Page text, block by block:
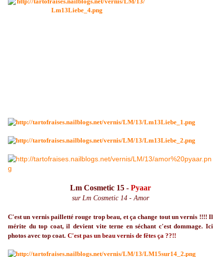
Lm Cosmetic 15 - Pyaar
sur Lm Cosmetic 14 - Amor
C'est un vernis pailletté rouge trop beau, et ça change tout un vernis !!!! Il
mérite du top coat, il devient vite terne en séchant c'est dommage. Ici
photos avec top coat. C'est pas un beau vernis de fêtes ça ??!!